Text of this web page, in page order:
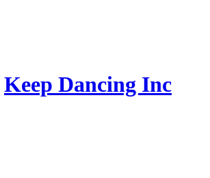
Keep Dancing Inc